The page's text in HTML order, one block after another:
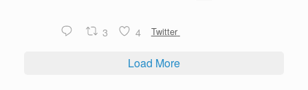
3 4 Twitter
Load More